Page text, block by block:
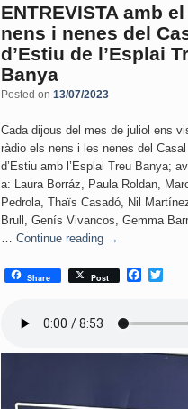
ENTREVISTA amb el
nens i nenes del
d’Estiu de l’Esplai
Banya
Posted on 13/07/2023
Cada dijous del mes de juliol ens
ràdio els nens i les nenes del Casal
d’Estiu amb l’Esplai Treu Banya;
a: Laura Borráz, Paula Roldan,
Pedrola, Thaïs Casadó, Nil
Brull, Genís Vivancos, Gemma
Continue reading →
Share Post
F
T
r